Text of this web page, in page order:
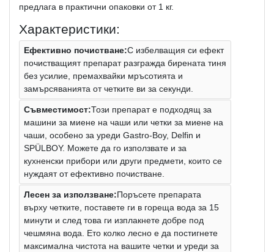
предлага в практични опаковки от 1 кг.
Характеристики:
Ефективно почистване:С избелващия си ефект
почистващият препарат разгражда бирената тиня
без усилие, премахвайки мръсотията и
замърсяванията от четките ви за секунди.
Съвместимост:Този препарат е подходящ за
машини за миене на чаши или четки за миене на
чаши, особено за уреди Gastro-Boy, Delfin и
SPÜLBOY. Можете да го използвате и за
кухненски прибори или други предмети, които се
нуждаят от ефективно почистване.
Лесен за използване:Поръсете препарата
върху четките, поставете ги в гореща вода за 15
минути и след това ги изплакнете добре под
чешмяна вода. Ето колко лесно е да постигнете
максимална чистота на вашите четки и уреди за